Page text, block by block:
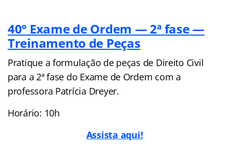
40° Exame de Ordem — 2ª fase —
Treinamento de Peças
Pratique a formulação de peças de Direito Civil
para a 2ª fase do Exame de Ordem com a
professora Patrícia Dreyer.
Horário: 10h
Assista aqui!